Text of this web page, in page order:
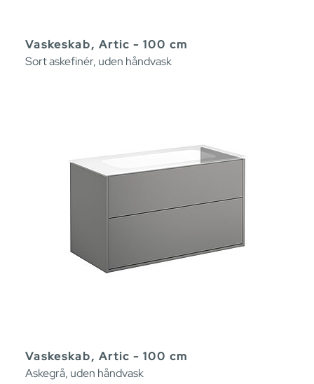
Vaskeskab, Artic - 100 cm
Sort askefinér, uden håndvask
Vaskeskab, Artic - 100 cm
Askegrå, uden håndvask